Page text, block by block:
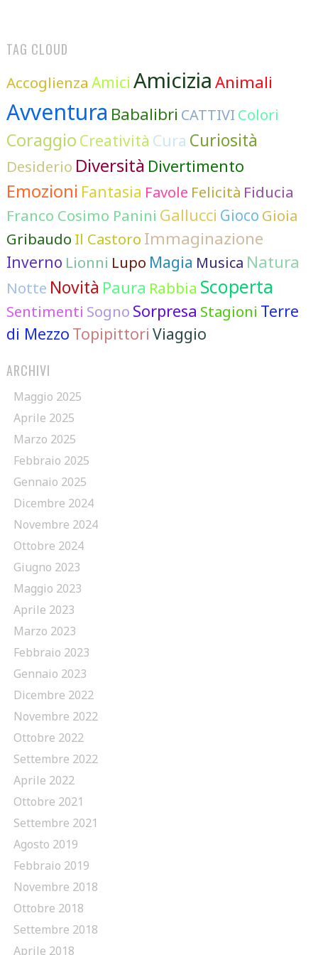
TAG CLOUD
Accoglienza Amici Amicizia Animali
Avventura Babalibri CATTIVI Colori
Coraggio Creatività Cura Curiosità
Desiderio Diversità Divertimento
Emozioni Fantasia Favole Felicità Fiducia
Franco Cosimo Panini Gallucci Gioco Gioia
Gribaudo Il Castoro Immaginazione
Inverno Lionni Lupo Magia Musica Natura
Notte Novità Paura Rabbia Scoperta
Sentimenti Sogno Sorpresa Stagioni Terre
di Mezzo Topipittori Viaggio
ARCHIVI
Maggio 2025
Aprile 2025
Marzo 2025
Febbraio 2025
Gennaio 2025
Dicembre 2024
Novembre 2024
Ottobre 2024
Giugno 2023
Maggio 2023
Aprile 2023
Marzo 2023
Febbraio 2023
Gennaio 2023
Dicembre 2022
Novembre 2022
Ottobre 2022
Settembre 2022
Aprile 2022
Ottobre 2021
Settembre 2021
Agosto 2019
Febbraio 2019
Novembre 2018
Ottobre 2018
Settembre 2018
Aprile 2018